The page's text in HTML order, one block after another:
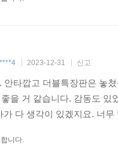
2023-12-31 신고
안타깝고 더블특장판은 놓
을 거 같습니다. 감동도
가 다 생각이 있겠지요. 너
니다.